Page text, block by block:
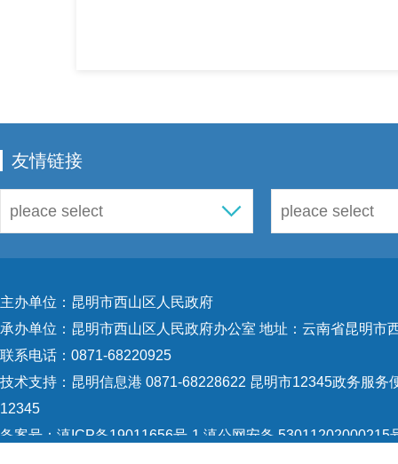
友情链接
主办单位：昆明市西山区人民政府
承办单位：昆明市西山区人民政府办公室 地址：云南省昆明市
联系电话：0871-68220925
技术支持： 昆明信息港 0871-68228622 昆明市12345政务服务
12345
备案号： 滇ICP备19011656号-1 滇公网安备 53011202000215